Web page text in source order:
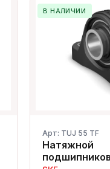
В НАЛИЧИИ
Арт: TUJ 55 TF
Натяжной